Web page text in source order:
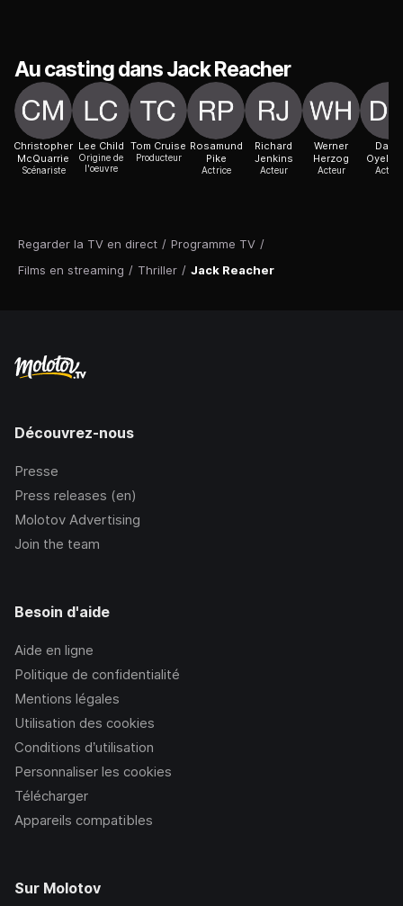
Regarder la TV en direct / Programme TV /
Films en streaming / Thriller / Jack Reacher
Au casting dans Jack Reacher
Christopher
McQuarrie
Scénariste
Lee Child
Origine de
l'oeuvre
Tom Cruise
Producteur
Rosamund
Pike
Actrice
Richard
Jenkins
Acteur
Werner
Herzog
Acteur
David
Acteur
Découvrez-nous
Presse
Press releases (en)
Molotov Advertising
Join the team
Besoin d'aide
Aide en ligne
Politique de confidentialité
Mentions légales
Utilisation des cookies
Conditions d’utilisation
Personnaliser les cookies
Télécharger
Appareils compatibles
Sur Molotov